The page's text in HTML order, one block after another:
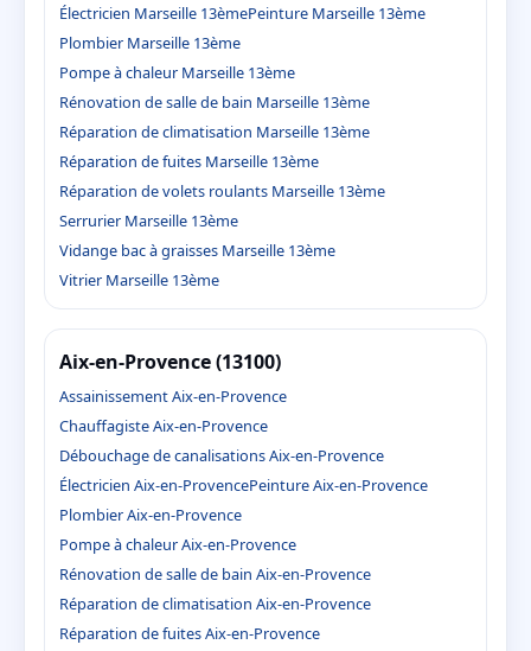
Électricien Marseille 13èmePeinture Marseille 13ème
Plombier Marseille 13ème
Pompe à chaleur Marseille 13ème
Rénovation de salle de bain Marseille 13ème
Réparation de climatisation Marseille 13ème
Réparation de fuites Marseille 13ème
Réparation de volets roulants Marseille 13ème
Serrurier Marseille 13ème
Vidange bac à graisses Marseille 13ème
Vitrier Marseille 13ème
Aix-en-Provence (13100)
Assainissement Aix-en-Provence
Chauffagiste Aix-en-Provence
Débouchage de canalisations Aix-en-Provence
Électricien Aix-en-ProvencePeinture Aix-en-Provence
Plombier Aix-en-Provence
Pompe à chaleur Aix-en-Provence
Rénovation de salle de bain Aix-en-Provence
Réparation de climatisation Aix-en-Provence
Réparation de fuites Aix-en-Provence